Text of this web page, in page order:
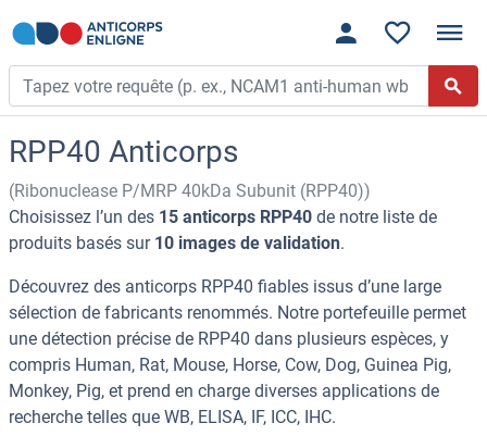
RPP40 Anticorps
(Ribonuclease P/MRP 40kDa Subunit (RPP40))
Choisissez l’un des 15 anticorps RPP40 de notre liste de
produits basés sur 10 images de validation.
Découvrez des anticorps RPP40 fiables issus d’une large
sélection de fabricants renommés. Notre portefeuille permet
une détection précise de RPP40 dans plusieurs espèces, y
compris Human, Rat, Mouse, Horse, Cow, Dog, Guinea Pig,
Monkey, Pig, et prend en charge diverses applications de
recherche telles que WB, ELISA, IF, ICC, IHC.